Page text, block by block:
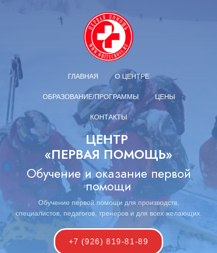
ГЛАВНАЯ О ЦЕНТРЕ
ОБРАЗОВАНИЕ/ПРОГРАММЫ ЦЕНЫ
КОНТАКТЫ
ЦЕНТР
«ПЕРВАЯ ПОМОЩЬ»
Обучение и оказание первой
помощи
Обучение первой помощи для производств,
специалистов, педагогов, тренеров и для всех желающих.
+7 (926) 819-81-89